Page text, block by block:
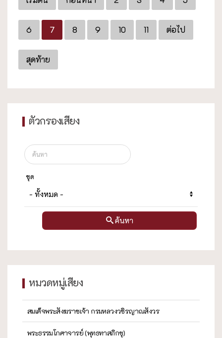
6 7 8 9 10 11 ต่อไป
สุดท้าย
ตัวกรองเสียง
ชุด
ค้นหา
หมวดหมู่เสียง
สมเด็จพระสังฆราชเจ้า กรมหลวงวชิรญาณสังวร
พระธรรมโกศาจารย์ (พุทธทาสภิกขุ)